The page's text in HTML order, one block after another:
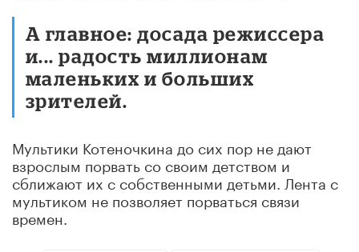
А главное: досада режиссера
и... радость миллионам
маленьких и больших
зрителей.
Мультики Котеночкина до сих пор не дают
взрослым порвать со своим детством и
сближают их с собственными детьми. Лента с
мультиком не позволяет порваться связи
времен.